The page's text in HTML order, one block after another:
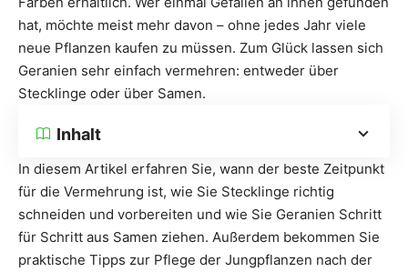
hat, möchte meist mehr davon – ohne jedes Jahr viele
neue Pflanzen kaufen zu müssen. Zum Glück lassen sich
Geranien sehr einfach vermehren: entweder über
Stecklinge oder über Samen.
Inhalt
In diesem Artikel erfahren Sie, wann der beste Zeitpunkt
für die Vermehrung ist, wie Sie Stecklinge richtig
schneiden und vorbereiten und wie Sie Geranien Schritt
für Schritt aus Samen ziehen. Außerdem bekommen Sie
praktische Tipps zur Pflege der Jungpflanzen nach der